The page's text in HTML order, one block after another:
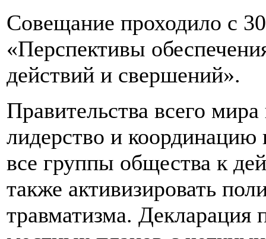
Совещание проходило с
«Перспективы
действий и свершений».
Правительства всего
лидерство и координацию
все группы общества к
также активизировать
травматизма. Декларация